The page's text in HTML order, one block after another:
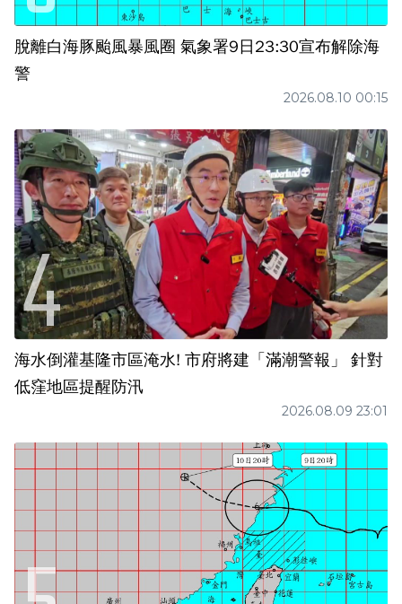
脫離白海豚颱風暴風圈 氣象署9日23:30宣布解除海
警
2026.08.10 00:15
海水倒灌基隆市區淹水! 市府將建「滿潮警報」 針對
低窪地區提醒防汛
2026.08.09 23:01